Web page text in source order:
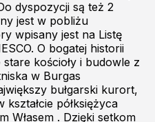
dyspozycji są też 2
jest w pobliżu
wpisany jest na Listę
O bogatej historii
kościoły i budowle z
w Burgas
bułgarski kurort,
półksiężyca
Własem . Dzięki setkom